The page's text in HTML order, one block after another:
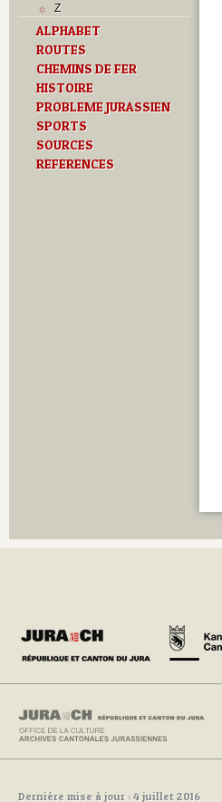
Z
ALPHABET
ROUTES
CHEMINS DE FER
HISTOIRE
PROBLEME JURASSIEN
SPORTS
SOURCES
REFERENCES
Dernière mise à jour : 4 juillet 2016